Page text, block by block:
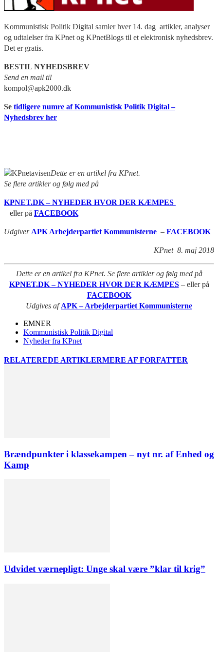
Kommunistisk Politik Digital samler hver 14. dag artikler, analyser
og udtalelser fra KPnet og KPnetBlogs til et elektronisk nyhedsbrev.
Det er gratis.
BESTIL NYHEDSBREV
Send en mail til
kompol@apk2000.dk
Se tidligere numre af Kommunistisk Politik Digital –
Nyhedsbrev her
Dette er en artikel fra KPnet.
Se flere artikler og følg med på
KPNET.DK – NYHEDER HVOR DER KÆMPES
– eller på FACEBOOK
Udgiver APK Arbejderpartiet Kommunisterne – FACEBOOK
KPnet 8. maj 2018
Dette er en artikel fra KPnet. Se flere artikler og følg med på
KPNET.DK – NYHEDER HVOR DER KÆMPES – eller på
FACEBOOK
Udgives afAPK – Arbejderpartiet Kommunisterne
EMNER
Kommunistisk Politik Digital
Nyheder fra KPnet
RELATEREDE ARTIKLERMERE AF FORFATTER
Brændpunkter i klassekampen – nyt nr. af Enhed og
Kamp
Udvidet værnepligt: Unge skal være ”klar til krig”